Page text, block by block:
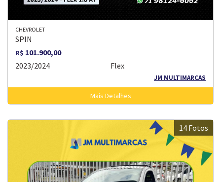
CHEVROLET
SPIN
R$ 101.900,00
2023/2024
Flex
JM MULTIMARCAS
Mais Detalhes
14 Fotos